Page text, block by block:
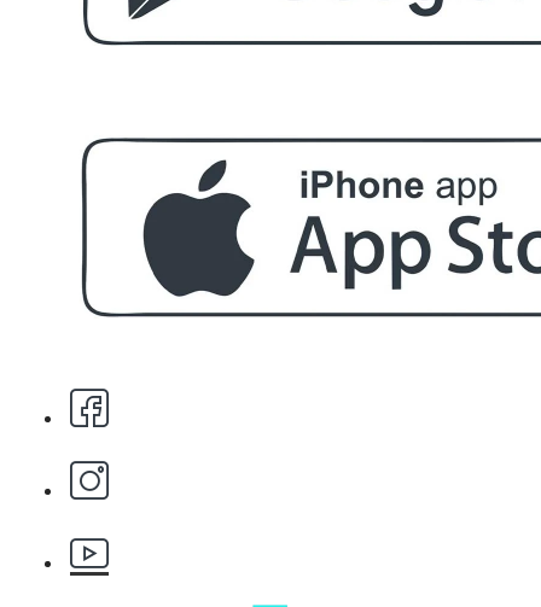
БЕЗПЛАТНО
За поръчка над € 40.00 (78.23 лв.)
Стипца 20 броя в кибрит